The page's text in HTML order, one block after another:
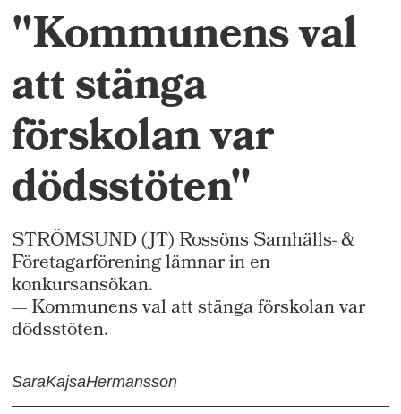
"Kommunens val
att stänga
förskolan var
dödsstöten"
STRÖMSUND (JT) Rossöns Samhälls- &
Företagarförening lämnar in en
konkursansökan.
— Kommunens val att stänga förskolan var
dödsstöten.
SaraKajsaHermansson